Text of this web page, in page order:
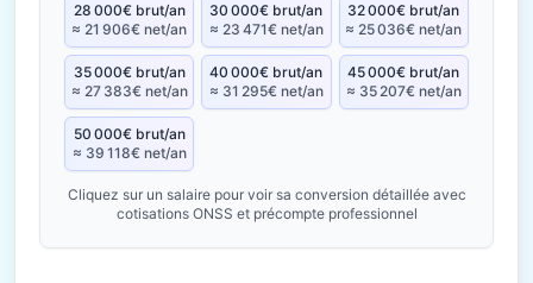
28 000€ brut/an
≈ 21 906€ net/an
30 000€ brut/an
≈ 23 471€ net/an
32 000€ brut/an
≈ 25 036€ net/an
35 000€ brut/an
≈ 27 383€ net/an
40 000€ brut/an
≈ 31 295€ net/an
45 000€ brut/an
≈ 35 207€ net/an
50 000€ brut/an
≈ 39 118€ net/an
Cliquez sur un salaire pour voir sa conversion détaillée avec
cotisations ONSS et précompte professionnel